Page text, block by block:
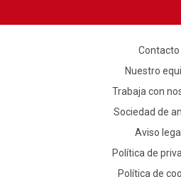
Contacto
Nuestro
Trabaja con
Sociedad de
Aviso legal
Política de
Política de